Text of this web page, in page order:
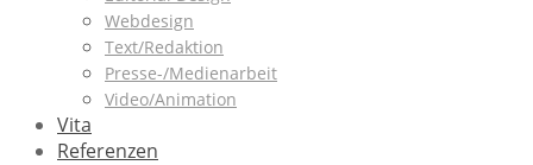
Webdesign
Text/Redaktion
Presse-/Medienarbeit
Video/Animation
Vita
Referenzen